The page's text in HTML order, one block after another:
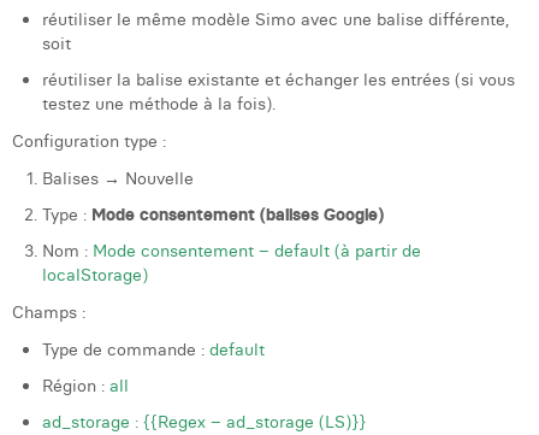
réutiliser le même modèle Simo avec une balise différente,
soit
réutiliser la balise existante et échanger les entrées (si vous
testez une méthode à la fois).
Configuration type :
Balises → Nouvelle
Type : Mode consentement (balises Google)
Nom : Mode consentement – default (à partir de
localStorage)
Champs :
Type de commande : default
Région : all
ad_storage : {{Regex – ad_storage (LS)}}